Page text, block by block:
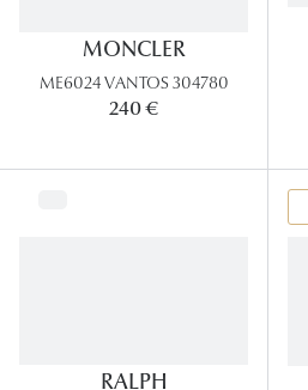
MONCLER
ME6024 VANTOS 304780
240 €
RALPH